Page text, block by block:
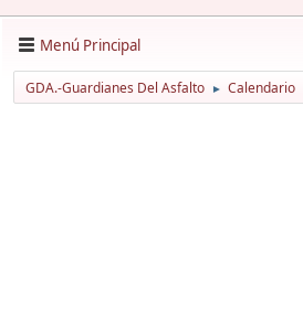
Menú Principal
GDA.-Guardianes Del Asfalto ► Calendario